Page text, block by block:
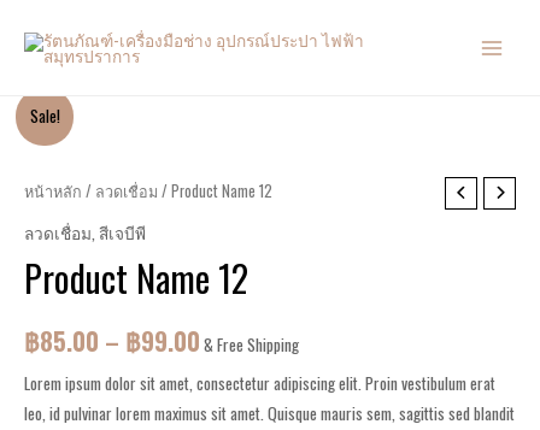
Sale!
หน้าหลัก / ลวดเชื่อม / Product Name 12
ลวดเชื่อม สีเจบีพี
Product Name 12
฿85.00 – ฿99.00 & Free Shipping
Lorem ipsum dolor sit amet, consectetur adipiscing elit. Proin vestibulum erat
leo, id pulvinar lorem maximus sit amet. Quisque mauris sem, sagittis sed blandit